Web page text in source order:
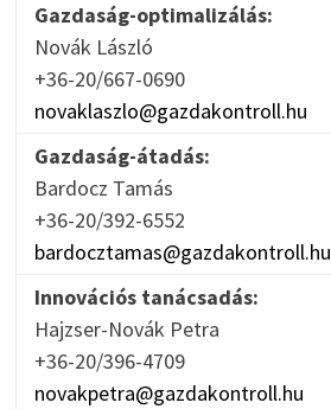
Gazdaság-optimalizálás:
Novák László
+36-20/667-0690
novaklaszlo@gazdakontroll.hu
Gazdaság-átadás:
Bardocz Tamás
+36-20/392-6552
bardocztamas@gazdakontroll.hu
Innovációs tanácsadás:
Hajzser-Novák Petra
+36-20/396-4709
novakpetra@gazdakontroll.hu